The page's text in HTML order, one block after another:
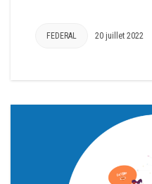
FEDERAL 20 juillet 2022